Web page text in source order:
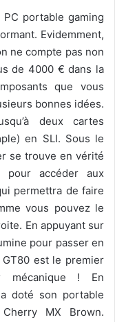
portable gaming
Evidemment,
ne compte pas non
de 4000 € dans la
que vous
bonnes idées.
deux cartes
en SLI. Sous le
se trouve en vérité
accéder aux
permettra de faire
vous pouvez le
En appuyant sur
pour passer en
est le premier
mécanique ! En
doté son portable
Cherry MX Brown.